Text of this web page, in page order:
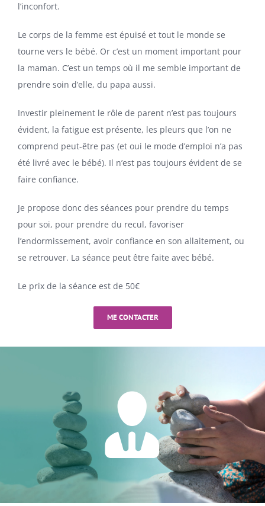
l’inconfort.
Le corps de la femme est épuisé et tout le monde se
tourne vers le bébé. Or c’est un moment important pour
la maman. C’est un temps où il me semble important de
prendre soin d’elle, du papa aussi.
Investir pleinement le rôle de parent n’est pas toujours
évident, la fatigue est présente, les pleurs que l’on ne
comprend peut-être pas (et oui le mode d’emploi n’a pas
été livré avec le bébé). Il n’est pas toujours évident de se
faire confiance.
Je propose donc des séances pour prendre du temps
pour soi, pour prendre du recul, favoriser
l’endormissement, avoir confiance en son allaitement, ou
se retrouver. La séance peut être faite avec bébé.
Le prix de la séance est de 50€
ME CONTACTER